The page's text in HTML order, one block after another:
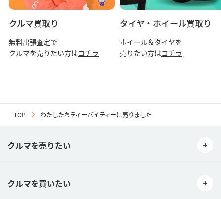
クルマ買取り
無料出張査定で
クルマを売りたい方はコチラ
タイヤ・ホイール買取り
ホイール＆タイヤを
売りたい方はコチラ
TOP わたしたちティーバイティーに売りました
クルマを売りたい
クルマを買いたい